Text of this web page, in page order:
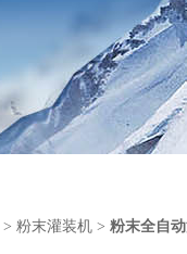
> 粉末灌装机 > 粉末全自